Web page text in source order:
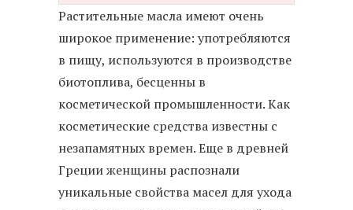
Растительные масла имеют очень
широкое применение: употребляются
в пищу, используются в производстве
биотоплива, бесценны в
косметической промышленности. Как
косметические средства известны с
незапамятных времен. Еще в древней
Греции женщины распознали
уникальные свойства масел для ухода